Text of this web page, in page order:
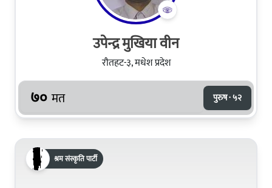
उपेन्द्र मुखिया वीन
रौतहट-३, मधेश प्रदेश
७० मत पुरुष · ५२
श्रम संस्कृति पार्टी